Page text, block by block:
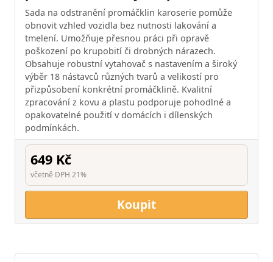
Sada na odstranění promáčklin karoserie pomůže
obnovit vzhled vozidla bez nutnosti lakování a
tmelení. Umožňuje přesnou práci při opravě
poškození po krupobití či drobných nárazech.
Obsahuje robustní vytahovač s nastavením a široký
výběr 18 nástavců různých tvarů a velikostí pro
přizpůsobení konkrétní promáčklině. Kvalitní
zpracování z kovu a plastu podporuje pohodlné a
opakovatelné použití v domácích i dílenských
podmínkách.
649 Kč
včetně DPH 21%
Koupit